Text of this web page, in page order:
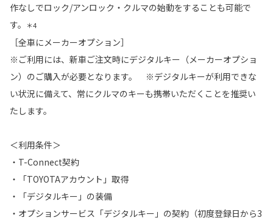
作なしでロック/アンロック・クルマの始動をすることも可能で
す。
＊4
［全車にメーカーオプション］
※ご利用には、新車ご注文時にデジタルキー（メーカーオプショ
ン）のご購入が必要となります。 ※デジタルキーが利用できな
い状況に備えて、常にクルマのキーも携帯いただくことを推奨い
たします。
＜利用条件＞
・T-Connect契約
・「TOYOTAアカウント」取得
・「デジタルキー」の装備
・オプションサービス「デジタルキー」の契約（初度登録日から3